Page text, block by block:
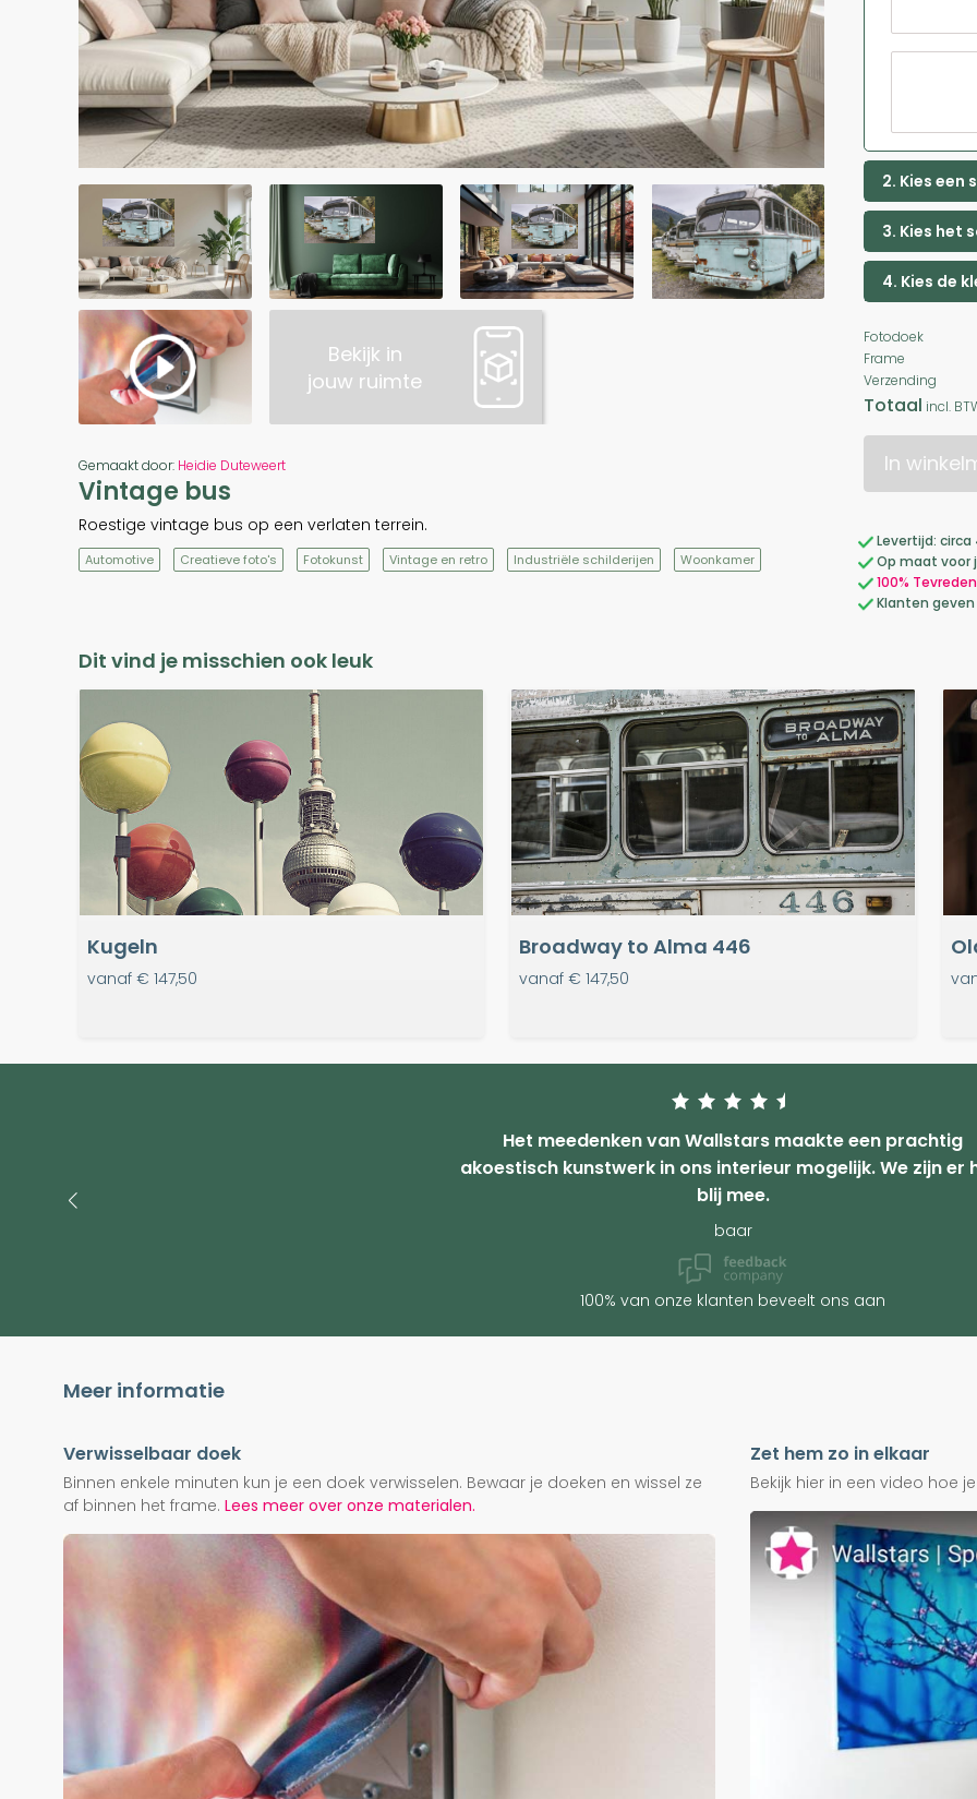
Bekijk in
jouw ruimte
Gemaakt door: Heidie Duteweert
Vintage bus
Roestige vintage bus op een verlaten terrein.
Automotive Creatieve foto's Fotokunst Vintage en retro Industriële schilderijen Woonkamer
2. Kies een
3. Kies het
4. Kies de
Fotodoek
Frame
Verzending
Totaal incl.
In
Levertijd:
Op maat voor
100%
Klanten
Dit vind je misschien ook leuk
Kugeln
vanaf € 147,50
Broadway to Alma 446
vanaf € 147,50
Het meedenken van Wallstars maakte een prachtig
akoestisch kunstwerk in ons interieur mogelijk. We zijn er
blij mee.
baar
100% van onze klanten beveelt ons aan
Meer informatie
Verwisselbaar doek
Binnen enkele minuten kun je een doek verwisselen. Bewaar je doeken en wissel ze
af binnen het frame. Lees meer over onze materialen.
Zet hem zo in elkaar
Bekijk hier in een video hoe